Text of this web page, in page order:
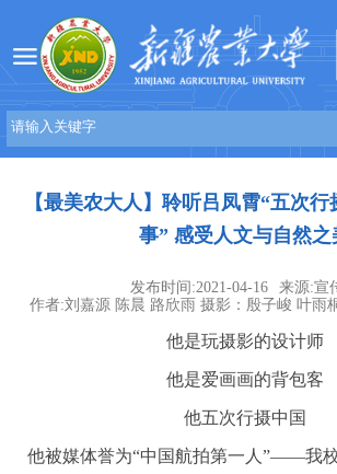
【最美农大人】聆听吕凤霄“五次
事” 感受人文与自然之
发布时间:2021-04-16
来源:宣
作者:刘嘉源 陈晨 路欣雨 摄影：殷子峻 叶雨
他是玩摄影的设计师
他是爱画画的背包客
他五次行摄中国
他被媒体誉为“中国航拍第一人”——我